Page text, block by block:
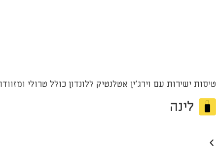
טיסות ישירות עם וירג'ין אטלנטיק ללונדון כולל טרולי ומזוודה עד 23
לינה